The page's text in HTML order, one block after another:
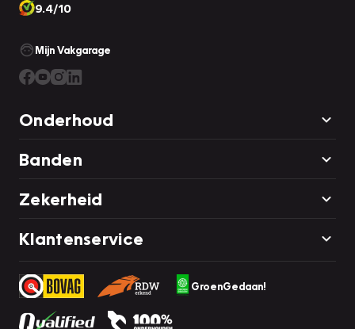
9.4/10
Mijn Vakgarage
Onderhoud
Banden
Zekerheid
Klantenservice
GroenGedaan!